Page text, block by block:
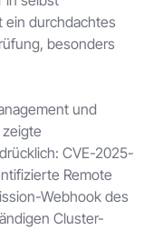
ein durchdachtes
besonders
und
CVE-2025-
Remote
Webhook des
Cluster-